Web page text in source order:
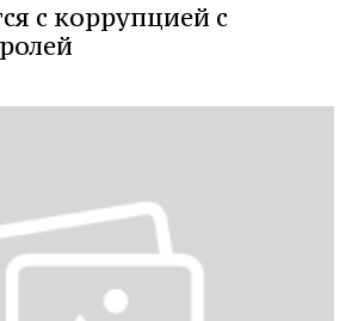
с коррупцией с